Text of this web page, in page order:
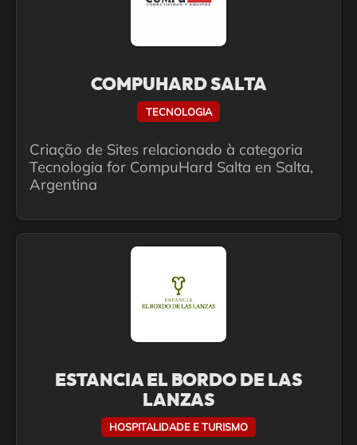
COMPUHARD SALTA
TECNOLOGIA
Criação de Sites relacionado à categoria
Tecnologia for CompuHard Salta en Salta,
Argentina
ESTANCIA EL BORDO DE LAS
LANZAS
HOSPITALIDADE E TURISMO